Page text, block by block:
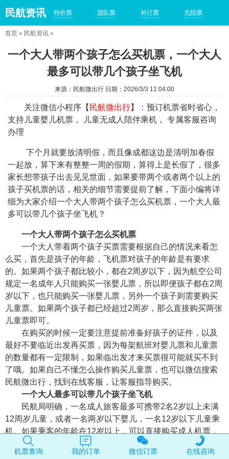
民航资讯 特价票 团队票 补订票 无陪票
首页 » 民航资讯 »
一个大人带两个孩子怎么买机票，一个大人
最多可以带几个孩子坐飞机
来源：民航微出行 日期：2026/3/3 11:04:00
关注微信小程序【 民航微出行】：预订机票省时省心，
支持儿童婴儿机票， 儿童无成人陪伴乘机， 专属客服咨询
办理
下个月就要放清明假，而且像成都这边是清明加春假
一起放，算下来有整整一周的假期，算得上是长假了，很多
家长想带孩子出去见见世面，如果要带两个或者两个以上的
孩子买机票的话，相关的细节需要提前了解，下面小编将详
细为大家介绍一个大人带两个孩子怎么买机票，一个大人最
多可以带几个孩子坐飞机？
一个大人带两个孩子怎么买机票
一个大人带着两个孩子买票需要根据自己的情况来看怎
么买，首先是孩子的年龄，飞机票对孩子的年龄是有要求
的。如果两个孩子都比较小，都在2周岁以下，因为航空公司
规定一名成年人只能购买一张婴儿票，所以即便孩子都在2周
岁以下，也只能购买一张婴儿票，另外一个孩子则需要购买
儿童票。如果两个孩子都已经超过2周岁，那么直接购买两张
儿童票即可。
在购买的时候一定要注意提前准备好孩子的证件，以及
最好不要临近出发再买票，因为每架航班对婴儿票和儿童票
的数量都有一定限制，如果临出发才来买票很可能就买不到
了哦。如果自己不懂怎么操作购买儿童票，也可以微信搜索
民航微出行，找到在线客服，让客服指导购买。
一个大人最多可以带几个孩子坐飞机
民航局明确，一名成人旅客最多可携带2名2岁以上未满
12周岁儿童，或者一名两岁以下婴儿，一名12岁以下儿童乘
机。如果乘客的年龄在12岁以上，可以直接购买成人机票，
没有其他限制与要求。也就是说，如果娃的年龄在12岁以
上，带几个都是可以的直接都买成人机票就可以。
机票查询 我的订单 微信订票 在线咨询